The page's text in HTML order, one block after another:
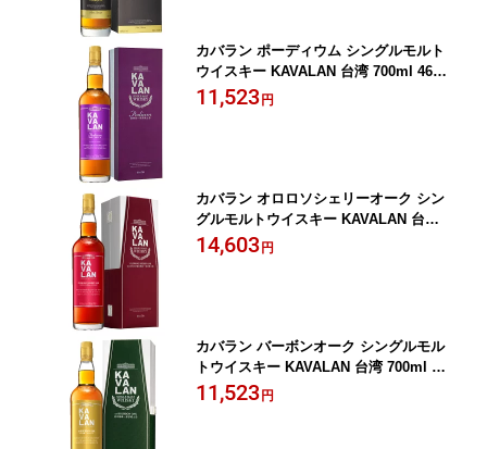
カバラン ポーディウム シングルモルト
ウイスキー KAVALAN 台湾 700ml 46％
正規品
11,523円
カバラン オロロソシェリーオーク シン
グルモルトウイスキー KAVALAN 台湾 7
00ml 58.6％ 正規品
14,603円
カバラン バーボンオーク シングルモル
トウイスキー KAVALAN 台湾 700ml 4
6％ 正規品
11,523円